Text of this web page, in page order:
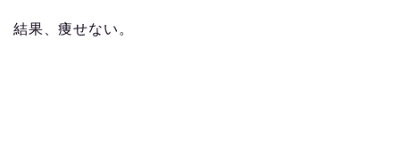
結果、痩せない。